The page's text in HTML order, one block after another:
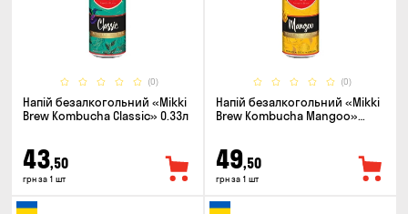
(0)
Напій безалкогольний «Mikki
Brew Kombucha Classic» 0.33л
43,50
грн за 1 шт
(0)
Напій безалкогольний «Mikki
Brew Kombucha Mangoo»
49,50
грн за 1 шт